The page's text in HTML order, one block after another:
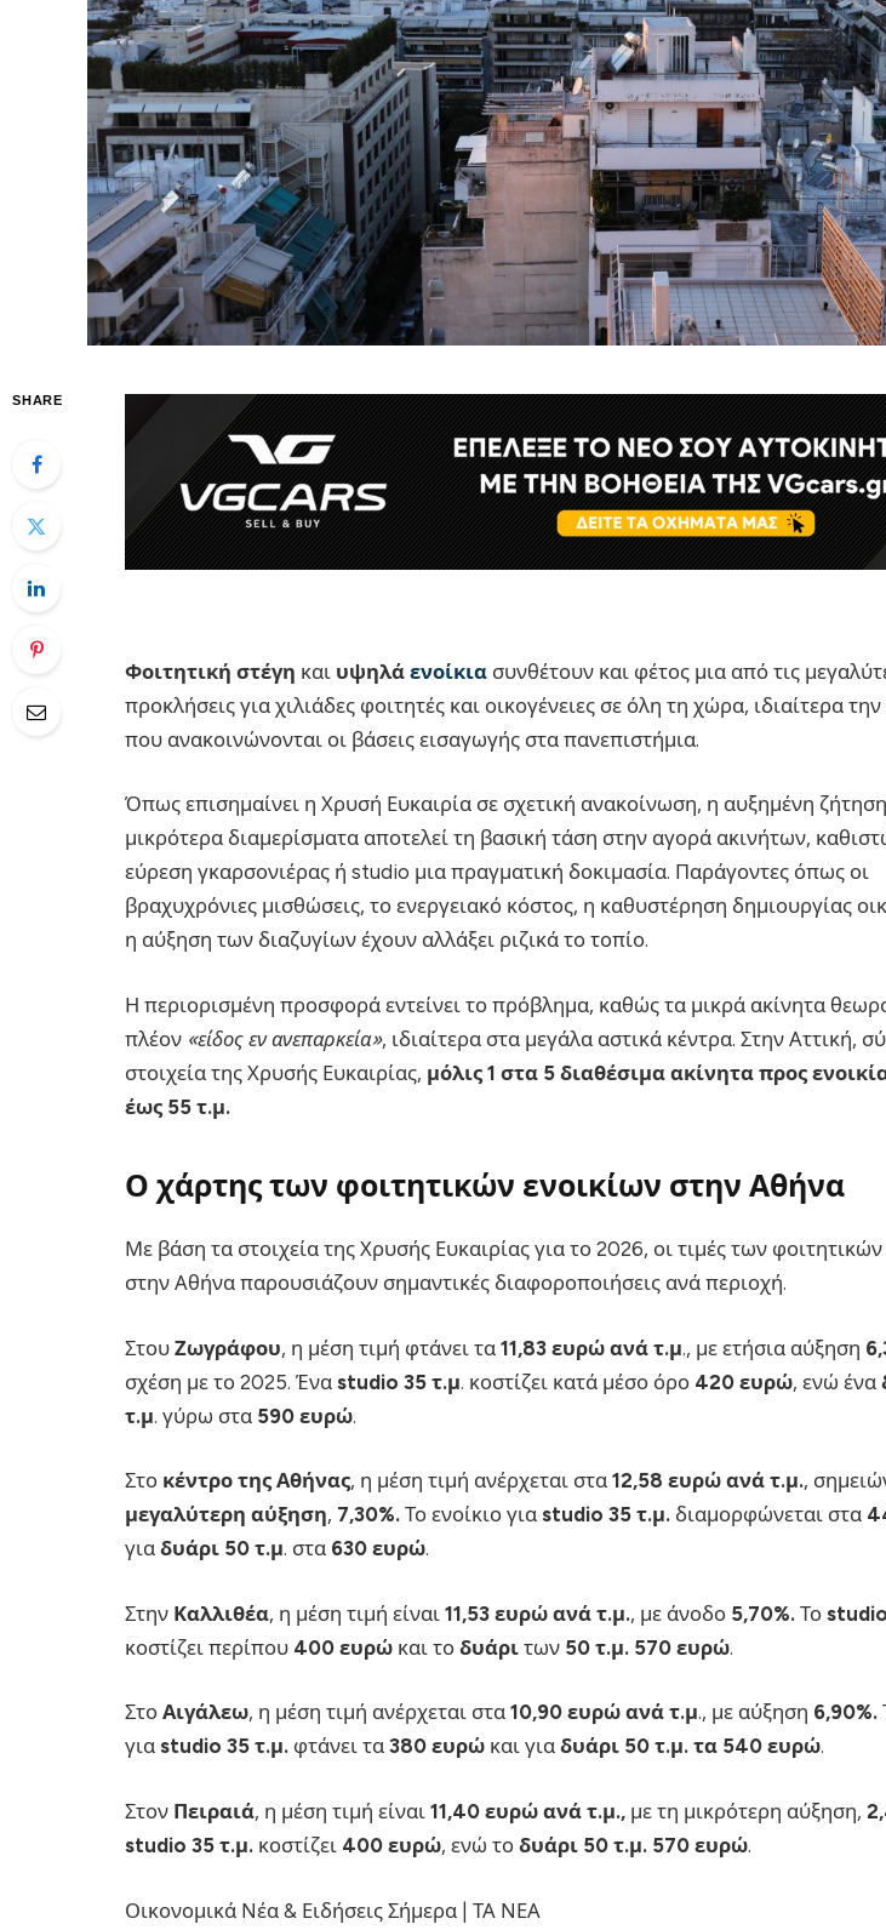
SHARE
Φοιτητική στέγη και υψηλά ενοίκια συνθέτουν και φέτος μια από τις
προκλήσεις για χιλιάδες φοιτητές και οικογένειες σε όλη τη χώρα, ιδιαίτερα
που ανακοινώνονται οι βάσεις εισαγωγής στα πανεπιστήμια.
Όπως επισημαίνει η Χρυσή Ευκαιρία σε σχετική ανακοίνωση, η αυξημένη
μικρότερα διαμερίσματα αποτελεί τη βασική τάση στην αγορά ακινήτων,
εύρεση γκαρσονιέρας ή studio μια πραγματική δοκιμασία. Παράγοντες όπως οι
βραχυχρόνιες μισθώσεις, το ενεργειακό κόστος, η καθυστέρηση δημιουργίας
η αύξηση των διαζυγίων έχουν αλλάξει ριζικά το τοπίο.
Η περιορισμένη προσφορά εντείνει το πρόβλημα, καθώς τα μικρά ακίνητα
πλέον «είδος εν ανεπαρκεία», ιδιαίτερα στα μεγάλα αστικά κέντρα. Στην Αττική,
στοιχεία της Χρυσής Ευκαιρίας, μόλις 1 στα 5 διαθέσιμα ακίνητα προς
έως 55 τ.μ.
Ο χάρτης των φοιτητικών ενοικίων στην Αθήνα
Με βάση τα στοιχεία της Χρυσής Ευκαιρίας για το 2026, οι τιμές των
στην Αθήνα παρουσιάζουν σημαντικές διαφοροποιήσεις ανά περιοχή.
Στου Ζωγράφου, η μέση τιμή φτάνει τα 11,83 ευρώ ανά τ.μ., με ετήσια αύξηση
σχέση με το 2025. Ένα studio 35 τ.μ. κοστίζει κατά μέσο όρο 420 ευρώ, ενώ ένα
τ.μ. γύρω στα 590 ευρώ.
Στο κέντρο της Αθήνας, η μέση τιμή ανέρχεται στα 12,58 ευρώ ανά τ.μ.,
μεγαλύτερη αύξηση, 7,30%. Το ενοίκιο για studio 35 τ.μ. διαμορφώνεται στα
για δυάρι 50 τ.μ. στα 630 ευρώ.
Στην Καλλιθέα, η μέση τιμή είναι 11,53 ευρώ ανά τ.μ., με άνοδο 5,70%. Το
κοστίζει περίπου 400 ευρώ και το δυάρι των 50 τ.μ. 570 ευρώ.
Στο Αιγάλεω, η μέση τιμή ανέρχεται στα 10,90 ευρώ ανά τ.μ., με αύξηση 6,90%.
για studio 35 τ.μ. φτάνει τα 380 ευρώ και για δυάρι 50 τ.μ. τα 540 ευρώ.
Στον Πειραιά, η μέση τιμή είναι 11,40 ευρώ ανά τ.μ., με τη μικρότερη αύξηση,
studio 35 τ.μ. κοστίζει 400 ευρώ, ενώ το δυάρι 50 τ.μ. 570 ευρώ.
Οικονομικά Νέα & Ειδήσεις Σήμερα | ΤΑ ΝΕΑ